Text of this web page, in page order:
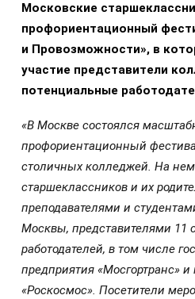
Московские
профориентационный
и Провозможности», в
участие представители
потенциальные
«В Москве состоялся
профориентационный
столичных колледжей. На
старшеклассников и их
преподавателями и
Москвы, представителями 11
работодателей, в том числе
предприятия «Мосгортранс» и
«Роскосмос». Посетители